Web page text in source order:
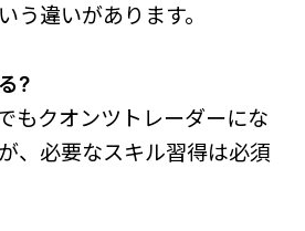
う違いがあります。
?
もクオンツトレーダーにな
、必要なスキル習得は必須